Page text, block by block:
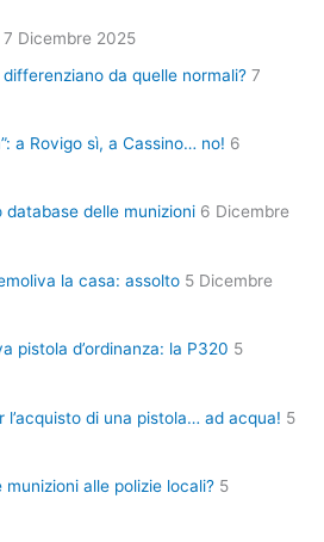
7 Dicembre 2025
da quelle normali? 7
a Rovigo sì, a Cassino… no! 6
delle munizioni 6 Dicembre
la casa: assolto 5 Dicembre
pistola d’ordinanza: la P320 5
l’acquisto di una pistola… ad acqua! 5
alle polizie locali? 5